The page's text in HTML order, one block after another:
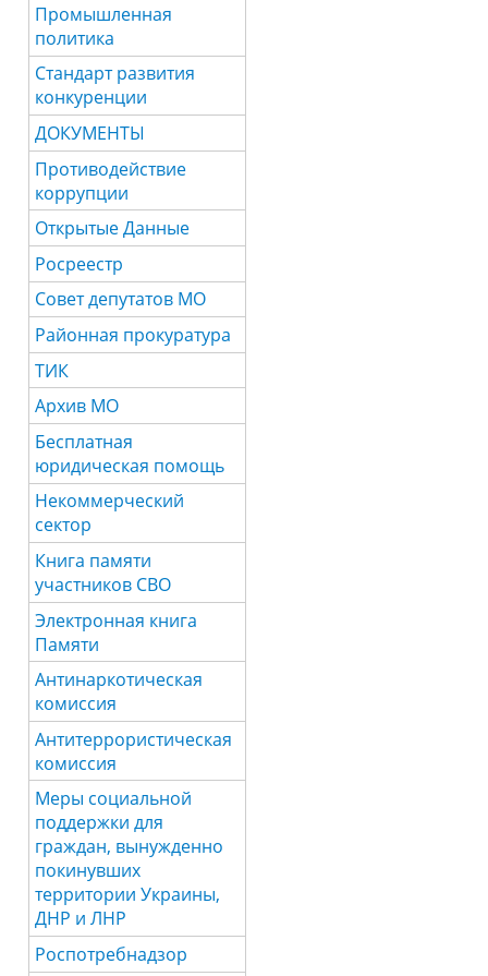
Промышленная
политика
Стандарт развития
конкуренции
ДОКУМЕНТЫ
Противодействие
коррупции
Открытые Данные
Росреестр
Совет депутатов МО
Районная прокуратура
ТИК
Архив МО
Бесплатная
юридическая помощь
Некоммерческий
сектор
Книга памяти
участников СВО
Электронная книга
Памяти
Антинаркотическая
комиссия
Антитеррористическая
комиссия
Меры социальной
поддержки для
граждан, вынужденно
покинувших
территории Украины,
ДНР и ЛНР
Роспотребнадзор